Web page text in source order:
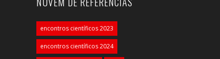
encontros científicos 2023
encontros científicos 2024